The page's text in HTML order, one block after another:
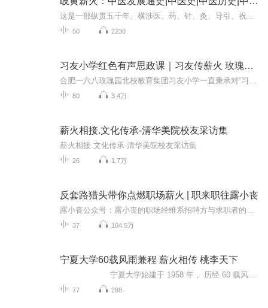
50 2230
习友小学红色有声思政课｜习友传薪火 玫瑰育少年
80 3.4万
薪火相接.文化传承-清华美院校友采访集
薪火相接.文化传承-清华美院校友采访集
26 1.7万
反套路猎头带你点燃职场薪火 | 职来职往露小丧
37 104.5万
宁夏大学60载风雨兼程 薪火相传 桃李天下
77 288